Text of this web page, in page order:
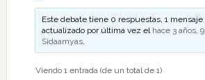
Este debate tiene 0 respuestas, 1 mensaje
actualizado por última vez el hace 3 años,
Sidaamyas.
Viendo 1 entrada (de un total de 1)